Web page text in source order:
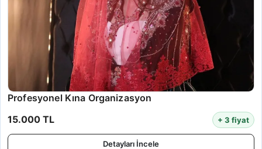
Profesyonel Kına Organizasyon
15.000 TL
+ 3 fiyat
Detayları İncele